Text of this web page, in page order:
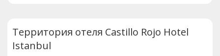
Территория отеля Castillo Rojo Hotel
Istanbul